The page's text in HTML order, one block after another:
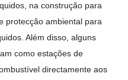
na construção para
protecção ambiental para
Além disso, alguns
como estações de
directamente aos